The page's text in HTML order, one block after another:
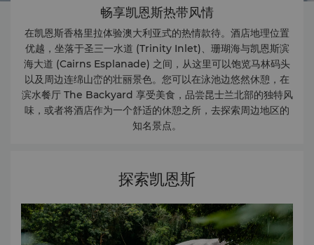
畅享凯恩斯热带风情
在凯恩斯香格里拉体验澳大利亚式的热情款待。酒店地理位置
优越，坐落于圣三一水道 (Trinity Inlet)、珊瑚海与凯恩斯滨
海大道 (Cairns Esplanade) 之间，从这里可以饱览马林码头
以及周边连绵山峦的壮丽景色。您可以在泳池边悠然休憩，在
滨水餐厅 The Backyard 享受美食，品尝昆士兰北部的独特风
味，或者将酒店作为一个舒适的休憩之所，去探索周边地区的
知名景点。
探索凯恩斯